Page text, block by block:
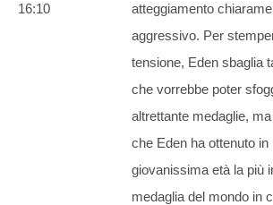
16:10
atteggiamento
aggressivo. Per
tensione, Eden sbaglia
che vorrebbe poter
altrettante medaglie,
che Eden ha ottenuto in
giovanissima età la più
medaglia del mondo in